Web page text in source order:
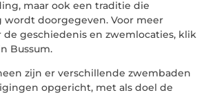
maar ook een traditie die
wordt doorgegeven. Voor meer
geschiedenis en zwemlocaties, klik
Bussum.
zijn er verschillende zwembaden
opgericht, met als doel de